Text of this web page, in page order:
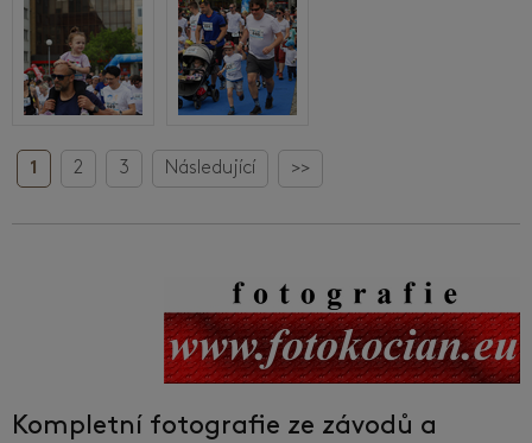
1 2 3 Následující >>
Kompletní fotografie ze závodů a